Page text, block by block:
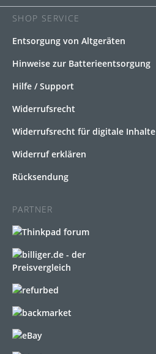
SHOP SERVICE
Entsorgung von Altgeräten
Hinweise zur Batterieentsorgung
Hilfe / Support
Widerrufsrecht
Widerrufsrecht für digitale Inhalte
Widerruf erklären
Rücksendung
PARTNER